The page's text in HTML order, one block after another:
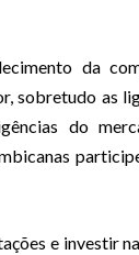
da
sobretudo as
do
e investir